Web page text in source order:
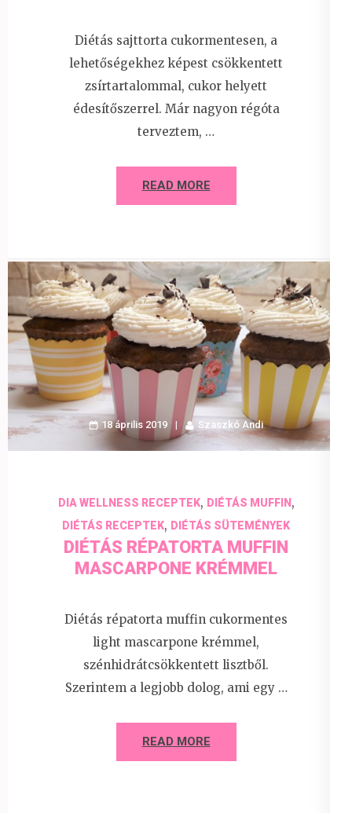
Diétás sajttorta cukormentesen, a
lehetőségekhez képest csökkentett
zsírtartalommal, cukor helyett
édesítőszerrel. Már nagyon régóta
terveztem, …
READ MORE
18 április 2019 Szaszkó Andi
DIA WELLNESS RECEPTEK, DIÉTÁS MUFFIN,
DIÉTÁS RECEPTEK, DIÉTÁS SÜTEMÉNYEK
DIÉTÁS RÉPATORTA MUFFIN
MASCARPONE KRÉMMEL
Diétás répatorta muffin cukormentes
light mascarpone krémmel,
szénhidrátcsökkentett lisztből.
Szerintem a legjobb dolog, ami egy …
READ MORE